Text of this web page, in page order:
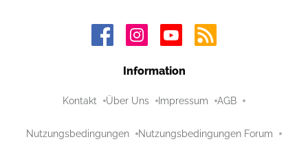
Information
Kontakt Über Uns Impressum AGB
Nutzungsbedingungen Nutzungsbedingungen Forum